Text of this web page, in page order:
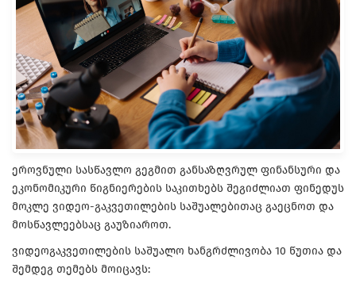
ეროვნული სასწავლო გეგმით განსაზღვრულ ფინანსური და
ეკონომიკური წიგნიერების საკითხებს შეგიძლიათ ფინედუს
მოკლე ვიდეო-გაკვეთილების საშუალებითაც გაეცნოთ და
მოსწავლეებსაც გაუზიაროთ.
ვიდეოგაკვეთილების საშუალო ხანგრძლივობა 10 წუთია და
შემდეგ თემებს მოიცავს: